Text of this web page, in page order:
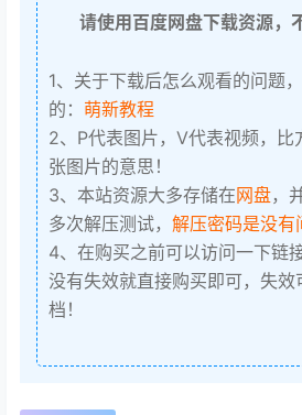
请使用百度网盘下载资源，
1、关于下载后怎么观看的问题
的： 萌新教程
2、P代表图片，V代表视频，比
张图片的意思！
3、本站资源大多存储在网盘，
多次解压测试， 解压密码是没有
4、在购买之前可以访问一下链
没有失效就直接购买即可，失效
档！